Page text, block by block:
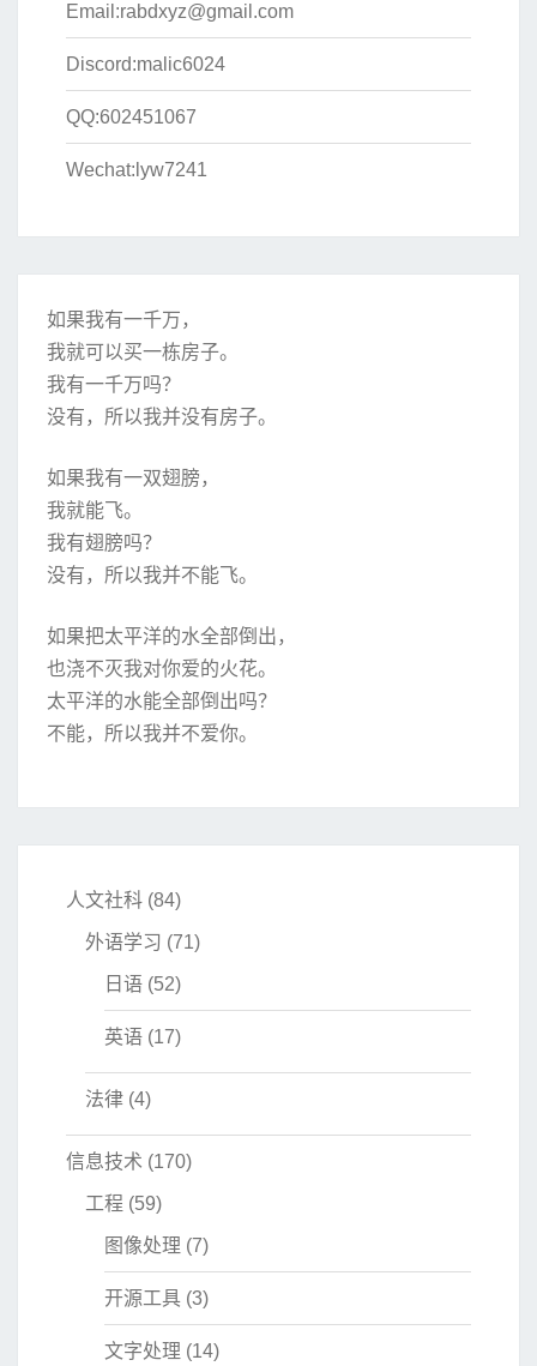
Email:rabdxyz@gmail.com
Discord:malic6024
QQ:602451067
Wechat:lyw7241
如果我有一千万，
我就可以买一栋房子。
我有一千万吗？
没有，所以我并没有房子。
如果我有一双翅膀，
我就能飞。
我有翅膀吗？
没有，所以我并不能飞。
如果把太平洋的水全部倒出，
也浇不灭我对你爱的火花。
太平洋的水能全部倒出吗？
不能，所以我并不爱你。
人文社科 (84)
外语学习 (71)
日语 (52)
英语 (17)
法律 (4)
信息技术 (170)
工程 (59)
图像处理 (7)
开源工具 (3)
文字处理 (14)